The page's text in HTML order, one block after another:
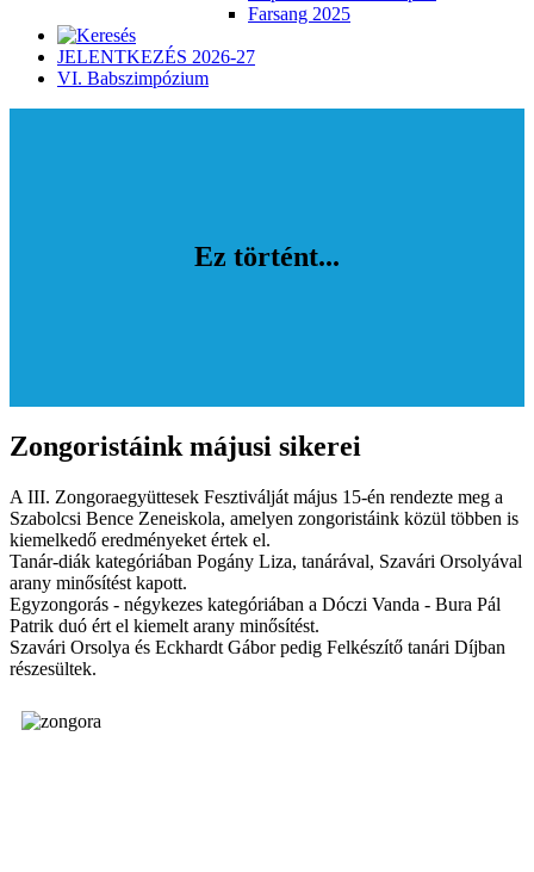
Farsang 2025
JELENTKEZÉS 2026-27
VI. Babszimpózium
Ez történt...
Zongoristáink májusi sikerei
A III. Zongoraegyüttesek Fesztiválját május 15-én rendezte meg a
Szabolcsi Bence Zeneiskola, amelyen zongoristáink közül többen is
kiemelkedő eredményeket értek el.
Tanár-diák kategóriában Pogány Liza, tanárával, Szavári Orsolyával
arany minősítést kapott.
Egyzongorás - négykezes kategóriában a Dóczi Vanda - Bura Pál
Patrik duó ért el kiemelt arany minősítést.
Szavári Orsolya és Eckhardt Gábor pedig Felkészítő tanári Díjban
részesültek.